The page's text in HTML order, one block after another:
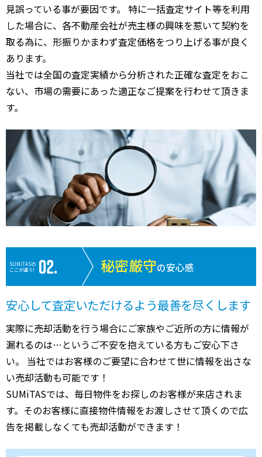
見誤っている事が要因です。 特に一括査定サイト等を利用
した場合に、各不動産会社が売主様の興味を惹いて契約を
取る為に、形振りかまわず査定価格をつり上げる事が良く
あります。
当社では全国の査定実績から分析された正確な査定をおこ
ない、市場の需要にあった適正なご提案を行わせて頂きま
す。
SUMiTASの
ここが違う!
秘密厳守の安心感
安心して査定いただけるよう最善を尽くします
実際に売却活動を行う場合にご家族やご近所の方に情報が
漏れるのは…というご不安を抱えている方もご安心下さ
い。 当社ではお客様のご要望に合わせて世に情報を出さな
い売却活動も可能です！
SUMiTASでは、毎日物件をお探しのお客様が来店されま
す。そのお客様に直接物件情報をお渡しさせて頂くので広
告を掲載しなくても売却活動ができます！